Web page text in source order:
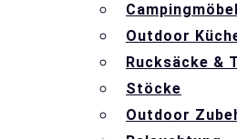
Campingmöbel
Outdoor
Rucksäcke &
Stöcke
Outdoor